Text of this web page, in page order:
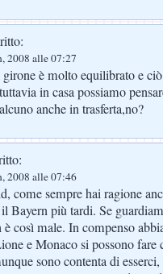
2008 alle 07:27
è molto equilibrato e
in casa possiamo
anche in trasferta,no?
2008 alle 07:46
come sempre hai ragione
Bayern più tardi. Se
così male. In compenso
e Monaco si possono
sono contenta di